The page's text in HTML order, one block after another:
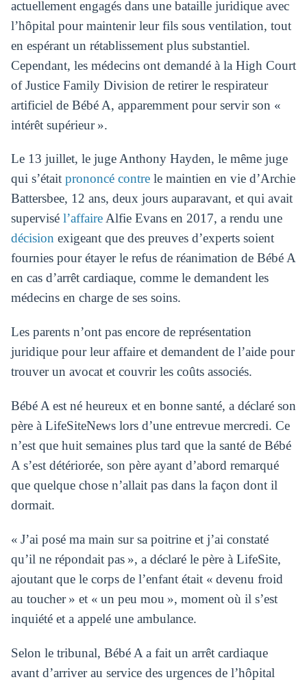
actuellement engagés dans une bataille juridique avec
l’hôpital pour maintenir leur fils sous ventilation, tout
en espérant un rétablissement plus substantiel.
Cependant, les médecins ont demandé à la High Court
of Justice Family Division de retirer le respirateur
artificiel de Bébé A, apparemment pour servir son «
intérêt supérieur ».
Le 13 juillet, le juge Anthony Hayden, le même juge
qui s’était prononcé contrele maintien en vie d’Archie
Battersbee, 12 ans, deux jours auparavant, et qui avait
supervisé l’affaireAlfie Evans en 2017, a rendu une
décision exigeant que des preuves d’experts soient
fournies pour étayer le refus de réanimation de Bébé A
en cas d’arrêt cardiaque, comme le demandent les
médecins en charge de ses soins.
Les parents n’ont pas encore de représentation
juridique pour leur affaire et demandent de l’aide pour
trouver un avocat et couvrir les coûts associés.
Bébé A est né heureux et en bonne santé, a déclaré son
père à LifeSiteNews lors d’une entrevue mercredi. Ce
n’est que huit semaines plus tard que la santé de Bébé
A s’est détériorée, son père ayant d’abord remarqué
que quelque chose n’allait pas dans la façon dont il
dormait.
« J’ai posé ma main sur sa poitrine et j’ai constaté
qu’il ne répondait pas », a déclaré le père à LifeSite,
ajoutant que le corps de l’enfant était « devenu froid
au toucher » et « un peu mou », moment où il s’est
inquiété et a appelé une ambulance.
Selon le tribunal, Bébé A a fait un arrêt cardiaque
avant d’arriver au service des urgences de l’hôpital